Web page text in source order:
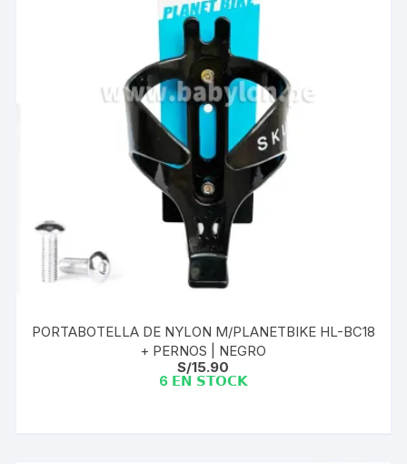
PORTABOTELLA DE NYLON M/PLANETBIKE HL-BC18
+ PERNOS | NEGRO
S/15.90
6 𝗘𝗡 𝗦𝗧𝗢𝗖𝗞